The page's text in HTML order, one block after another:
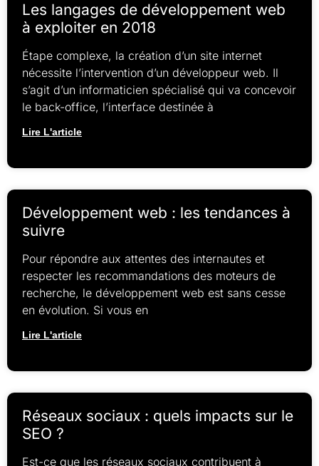
Les langages de développement web
à exploiter en 2018
Étape complexe, la création d’un site internet
nécessite l’intervention d’un développeur web. Il
s’agit d’un informaticien spécialisé qui va concevoir
le back-office, l’interface destinée à
Lire L'article
Développement web : les tendances à
suivre
Pour répondre aux attentes des internautes et
respecter les recommandations des moteurs de
recherche, le développement web est sans cesse
en évolution. Si vous en
Lire L'article
Réseaux sociaux : quels impacts sur le
SEO ?
Est-ce que les réseaux sociaux contribuent à